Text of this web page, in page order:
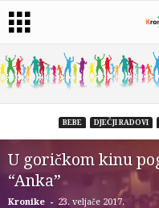
BEBE DJEČJI RADOVI
U goričkom kinu
“Anka”
Kronike - 23. veljače 2017.